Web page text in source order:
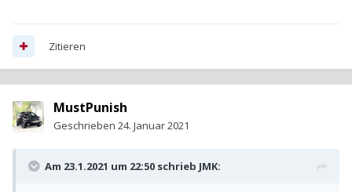
Zitieren
MustPunish
Geschrieben 24. Januar 2021
Am 23.1.2021 um 22:50 schrieb JMK: